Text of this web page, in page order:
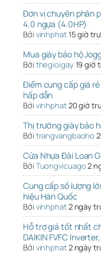
Đơn vị chuyên phân
4.0 ngựa (4.0HP)
Bởi vinhphat15 giờ
Mua giày bảo hộ
Bởi thegioigay19 giờ
Điểm cung cấp giá
hấp dẫn
Bởi vinhphat20 giờ
Thị trường giày bảo
Bởi trangvangbaoho
Cửa Nhựa Đài Loan
Bởi Tuongvicuago2
Cung cấp số lượng
hiệu Hàn Quốc
Bởi vinhphat2 ngày
Hỗ trợ giá tốt nhất
DAIKIN FVFC
Bởi vinhphat2 ngày